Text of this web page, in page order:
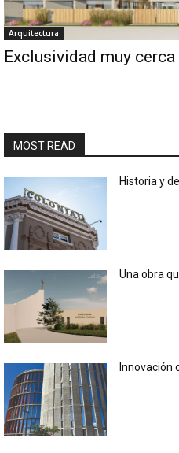
Arquitectura
Exclusividad muy
MOST READ
Historia y
Una obra
Innovación